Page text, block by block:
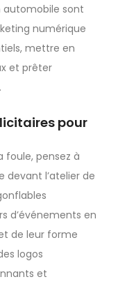
automobile sont
numérique
mettre en
et prêter
pour
foule, pensez à
devant l’atelier de
d’événements en
de leur forme
logos
et